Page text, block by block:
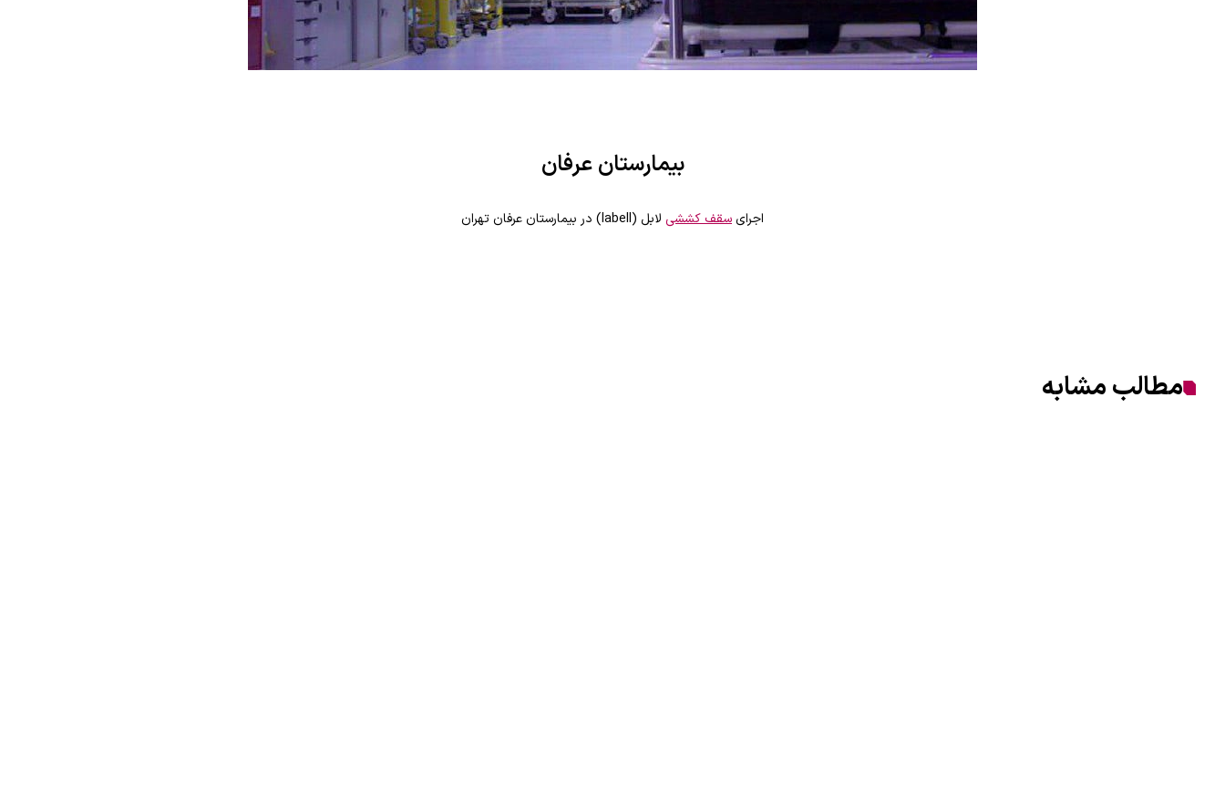
بیمارستان عرفان
اجرایسقف کششی لابل (labell) در بیمارستان عرفان تهران
مطالب مشابه